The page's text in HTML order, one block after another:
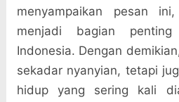
menyampaikan pesan
menjadi bagian
Indonesia. Dengan
sekadar nyanyian, tetapi
hidup yang sering kali